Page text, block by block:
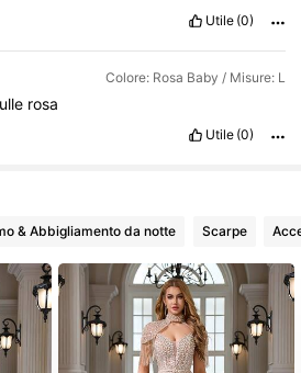
Utile (0)
Colore: Rosa Baby / Misure: L
rosa
Utile (0)
& Abbigliamento da notte Scarpe